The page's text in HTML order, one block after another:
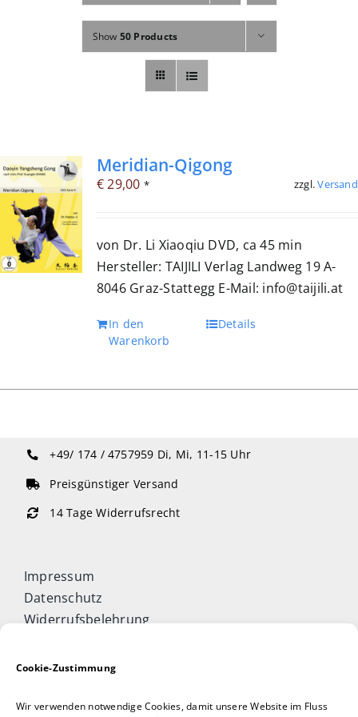
Cookie-Zustimmung
Wir verwenden notwendige Cookies, damit unsere Website im Fluss
Fachbücher
Poster, Karten, Medien
Abo
Show 50 Products
Meridian-Qigong
€29,00 * zzgl.Versand
von Dr. Li Xiaoqiu DVD, ca 45 min
Hersteller: TAIJILI Verlag Landweg 19 A-
8046 Graz-Stattegg E-Mail: info@taijili.at
In den
Warenkorb
Details
+49/ 174 / 4757959 Di, Mi, 11-15 Uhr
Preisgünstiger Versand
14 Tage Widerrufsrecht
Impressum
Datenschutz
Widerrufsbelehrung
Allgemeine Geschäftsbedingungen